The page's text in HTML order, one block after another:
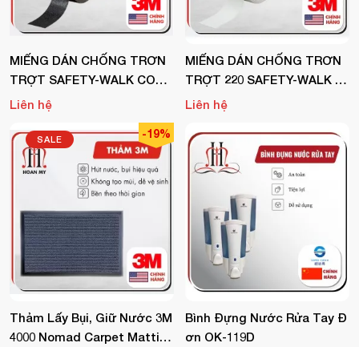
MIẾNG DÁN CHỐNG TRƠN
TRỢT SAFETY-WALK CONF
ORMABLE TAPES AND TRE
Liên hệ
MIẾNG DÁN CHỐNG TRƠN
TRỢT 220 SAFETY-WALK T
RONG SUỐT
Liên hệ
SALE -19%
Thảm Lấy Bụi, Giữ Nước 3M
4000 Nomad Carpet Mattin
Bình Đựng Nước Rửa Tay Đ
Ơn OK-119D